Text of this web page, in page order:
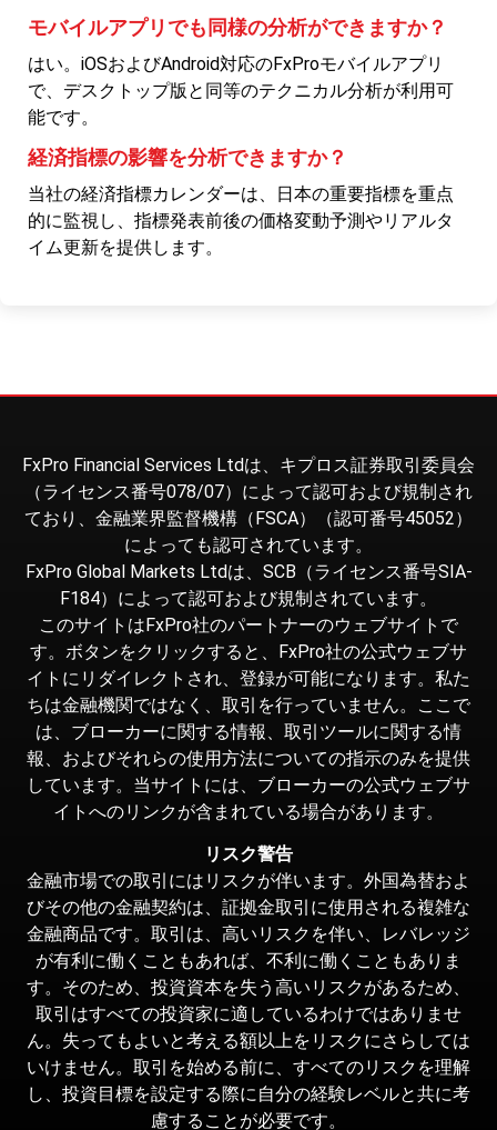
モバイルアプリでも同様の分析ができますか？
はい。iOSおよびAndroid対応のFxProモバイルアプリ
で、デスクトップ版と同等のテクニカル分析が利用可
能です。
経済指標の影響を分析できますか？
当社の経済指標カレンダーは、日本の重要指標を重点
的に監視し、指標発表前後の価格変動予測やリアルタ
イム更新を提供します。
FxPro Financial Services Ltdは、キプロス証券取引委員会
（ライセンス番号078/07）によって認可および規制され
ており、金融業界監督機構（FSCA）（認可番号45052）
によっても認可されています。
FxPro Global Markets Ltdは、SCB（ライセンス番号SIA-
F184）によって認可および規制されています。
このサイトはFxPro社のパートナーのウェブサイトで
す。ボタンをクリックすると、FxPro社の公式ウェブサ
イトにリダイレクトされ、登録が可能になります。私た
ちは金融機関ではなく、取引を行っていません。ここで
は、ブローカーに関する情報、取引ツールに関する情
報、およびそれらの使用方法についての指示のみを提供
しています。当サイトには、ブローカーの公式ウェブサ
イトへのリンクが含まれている場合があります。
リスク警告
金融市場での取引にはリスクが伴います。外国為替およ
びその他の金融契約は、証拠金取引に使用される複雑な
金融商品です。取引は、高いリスクを伴い、レバレッジ
が有利に働くこともあれば、不利に働くこともありま
す。そのため、投資資本を失う高いリスクがあるため、
取引はすべての投資家に適しているわけではありませ
ん。失ってもよいと考える額以上をリスクにさらしては
いけません。取引を始める前に、すべてのリスクを理解
し、投資目標を設定する際に自分の経験レベルと共に考
慮することが必要です。